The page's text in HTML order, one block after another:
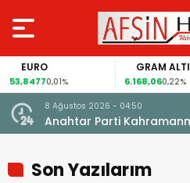
EURO
53,84770,01%
GRAM
6.168,060,22%
8 Ağustos 2026 - 04:50
Anahtar Parti
Afşin Teşkilatı ile buluştu.
Son Yazılarım